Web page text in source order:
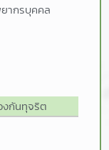
ากรบุคคล
งกันทุจริต